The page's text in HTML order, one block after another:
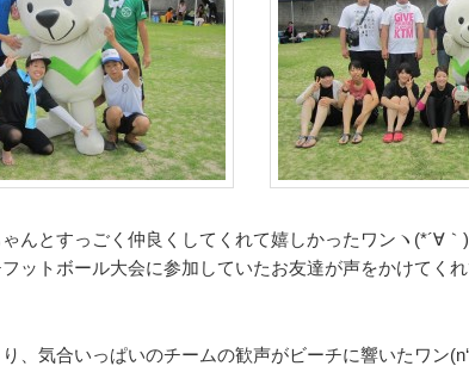
んとすっごく仲良くしてくれて嬉しかったワンヽ(*´∀｀)
ットボール大会に参加していたお友達が声をかけてく
、気合いっぱいのチームの歓声がビーチに響いたワン